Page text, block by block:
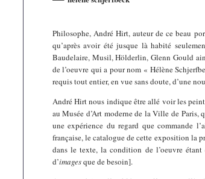
Philosophe, André Hirt, auteur de ce beau
qu’après avoir été jusque là habité
Baudelaire, Musil, Hölderlin, Glenn Gould
de l’oeuvre qui a pour nom « Hélène
requis tout entier, en vue sans doute, d’une
André Hirt nous indique être allé voir les
au Musée d’Art moderne de la Ville de
une expérience du regard que commande
française, le catalogue de cette exposition la
dans le texte, la condition de l’oeuvre
d’imagesque de besoin].